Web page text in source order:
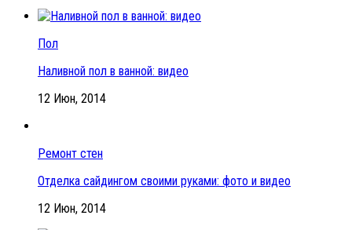
Пол
Наливной пол в ванной: видео
12 Июн, 2014
Ремонт стен
Отделка сайдингом своими руками: фото и видео
12 Июн, 2014